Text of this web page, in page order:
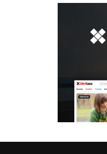
Distribusi
Kawasan
Sulawesi